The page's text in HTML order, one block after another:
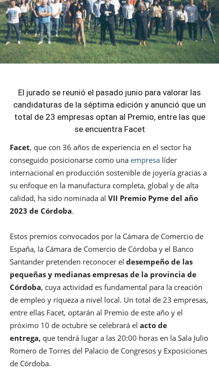
El jurado se reunió el pasado junio para valorar las
candidaturas de la séptima edición y anunció que un
total de 23 empresas optan al Premio, entre las que
se encuentra Facet
Facet, que con 36 años de experiencia en el sector ha
conseguido posicionarse como una empresa líder
internacional en producción sostenible de joyería gracias a
su enfoque en la manufactura completa, global y de alta
calidad, ha sido nominada al VII Premio Pyme del año
2023 de Córdoba.
Estos premios convocados por la Cámara de Comercio de
España, la Cámara de Comercio de Córdoba y el Banco
Santander pretenden reconocer el desempeño de las
pequeñas y medianas empresas de la provincia de
Córdoba, cuya actividad es fundamental para la creación
de empleo y riqueza a nivel local. Un total de 23 empresas,
entre ellas Facet, optarán al Premio de este año y el
próximo 10 de octubre se celebrará el acto de
entrega, que tendrá lugar a las 20:00 horas en la Sala Julio
Romero de Torres del Palacio de Congresos y Exposiciones
de Córdoba.